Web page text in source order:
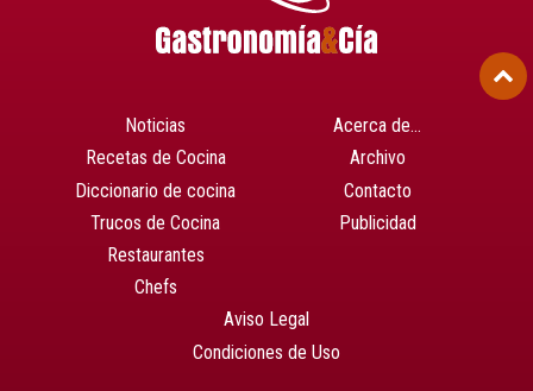
Noticias
Recetas de Cocina
Diccionario de cocina
Trucos de Cocina
Restaurantes
Chefs
Acerca de…
Archivo
Contacto
Publicidad
Aviso Legal
Condiciones de Uso